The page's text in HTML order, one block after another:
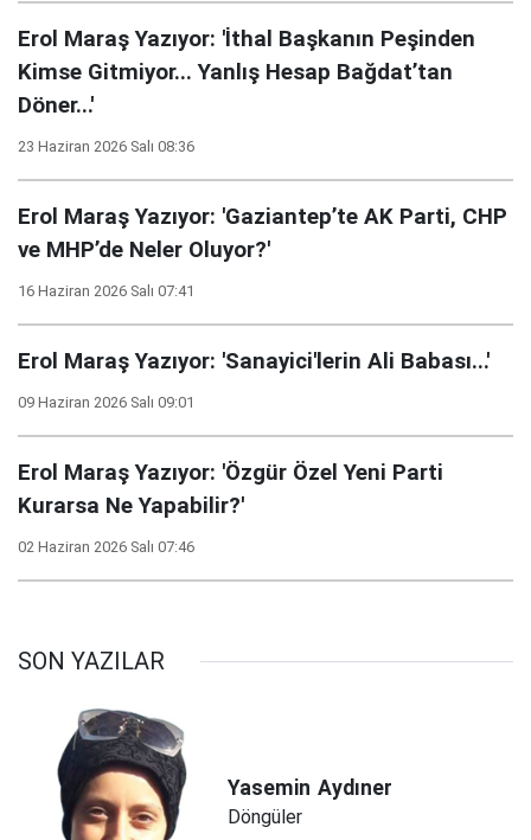
Erol Maraş Yazıyor: 'İthal Başkanın Peşinden
Kimse Gitmiyor... Yanlış Hesap Bağdat’tan
Döner...'
23 Haziran 2026 Salı 08:36
Erol Maraş Yazıyor: 'Gaziantep’te AK Parti, CHP
ve MHP’de Neler Oluyor?'
16 Haziran 2026 Salı 07:41
Erol Maraş Yazıyor: 'Sanayici'lerin Ali Babası...'
09 Haziran 2026 Salı 09:01
Erol Maraş Yazıyor: 'Özgür Özel Yeni Parti
Kurarsa Ne Yapabilir?'
02 Haziran 2026 Salı 07:46
SON YAZILAR
Yasemin Aydıner
Döngüler